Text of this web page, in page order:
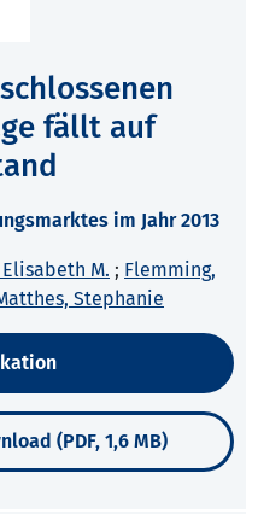
fällt auf
im Jahr 2013
M. ; Flemming,
Stephanie
(PDF, 1,6 MB)